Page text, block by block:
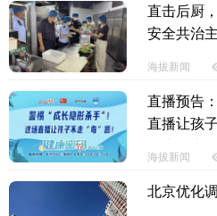
直击后厨
安全共治
海拔新闻
直播预告
直播让孩
海拔新闻
北京优化